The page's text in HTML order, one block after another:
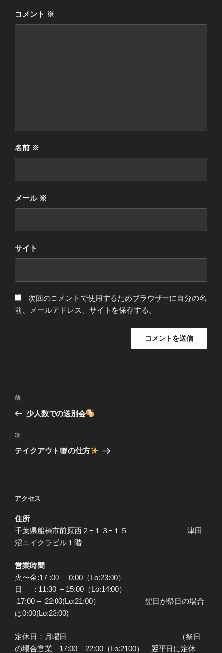
コメント ※
名前 ※
メール ※
サイト
次回のコメントで使用するためブラウザーに自分の名
前、メールアドレス、サイトを保存する。
投
ナ
ビ
ゲ
ン
前
の
稿
前
少人数での送別会
次
の
次
テイクアウト の仕方
アクセス
住所
千葉県船橋市前原西２−１３−１５ 津田
沼ニイクラビル１階
営業時間
火〜金:17 :00 – 0:00（Lo:23:00）
日 : 11:30 – 15:00（Lo:14:00）
17:00 – 22:00(Lo:21:00） 翌日が祭日の場合
は0:00(Lo:23:00)
定休日：月曜日 （祭日
の場合営業 17:00 – 22:00（Lo:2100） 翌平日に定休